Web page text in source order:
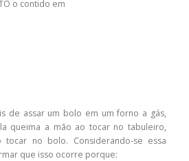
o contido em
de assar um bolo em um forno a gás,
queima a mão ao tocar no tabuleiro,
no bolo. Considerando-se essa
que isso ocorre porque: